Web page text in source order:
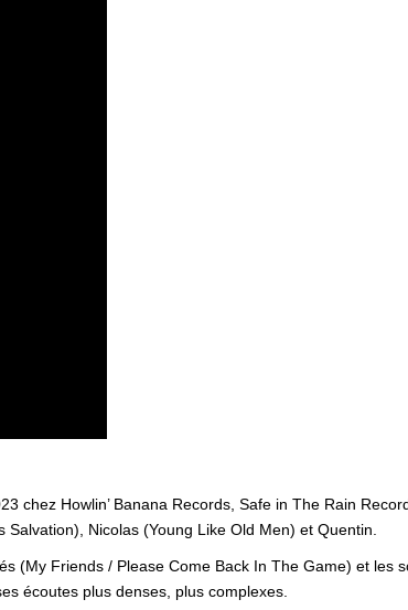
chez Howlin’ Banana Records, Safe in The Rain
Nicolas (Young Like Old Men) et Quentin.
(My Friends / Please Come Back In The Game) et les
écoutes plus denses, plus complexes.